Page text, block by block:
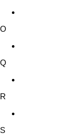
O
Q
R
S